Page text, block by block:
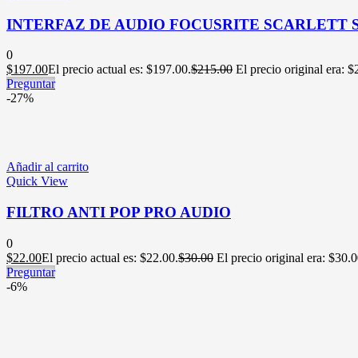
INTERFAZ DE AUDIO FOCUSRITE SCARLETT
0
$197.00El precio actual es: $197.00.$215.00 El precio original era:
Preguntar
-27%
Añadir al carrito
Quick View
FILTRO ANTI POP PRO AUDIO
0
$22.00El precio actual es: $22.00.$30.00 El precio original era:
Preguntar
-6%